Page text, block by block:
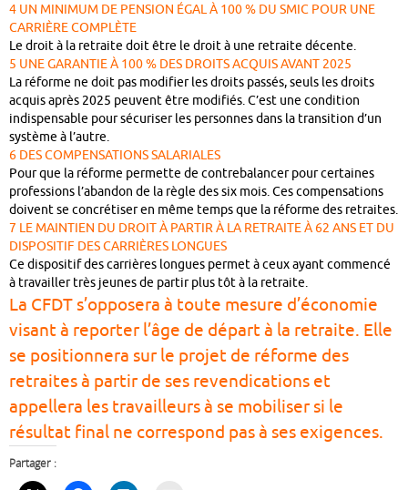
4 UN MINIMUM DE PENSION ÉGAL À 100 % DU SMIC POUR UNE
CARRIÈRE COMPLÈTE
Le droit à la retraite doit être le droit à une retraite décente.
5 UNE GARANTIE À 100 % DES DROITS ACQUIS AVANT 2025
La réforme ne doit pas modifier les droits passés, seuls les droits
acquis après 2025 peuvent être modifiés. C’est une condition
indispensable pour sécuriser les personnes dans la transition d’un
système à l’autre.
6 DES COMPENSATIONS SALARIALES
Pour que la réforme permette de contrebalancer pour certaines
professions l’abandon de la règle des six mois. Ces compensations
doivent se concrétiser en même temps que la réforme des retraites.
7 LE MAINTIEN DU DROIT À PARTIR À LA RETRAITE À 62 ANS ET DU
DISPOSITIF DES CARRIÈRES LONGUES
Ce dispositif des carrières longues permet à ceux ayant commencé
à travailler très jeunes de partir plus tôt à la retraite.
La CFDT s’opposera à toute mesure d’économie
visant à reporter l’âge de départ à la retraite. Elle
se positionnera sur le projet de réforme des
retraites à partir de ses revendications et
appellera les travailleurs à se mobiliser si le
résultat final ne correspond pas à ses exigences.
Partager :